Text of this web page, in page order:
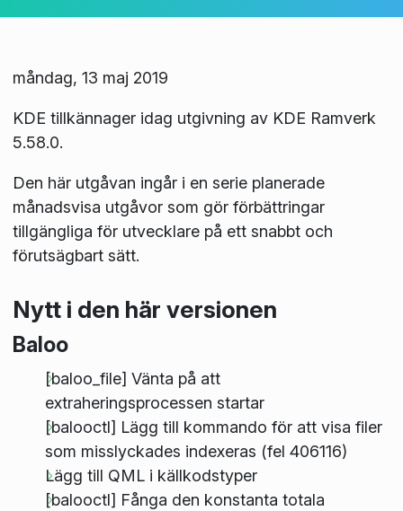
måndag, 13 maj 2019
KDE tillkännager idag utgivning av KDE Ramverk
5.58.0.
Den här utgåvan ingår i en serie planerade
månadsvisa utgåvor som gör förbättringar
tillgängliga för utvecklare på ett snabbt och
förutsägbart sätt.
Nytt i den här versionen
Baloo
[baloo_file] Vänta på att
extraheringsprocessen startar
[balooctl] Lägg till kommando för att visa filer
som misslyckades indexeras (fel 406116)
Lägg till QML i källkodstyper
[balooctl] Fånga den konstanta totala